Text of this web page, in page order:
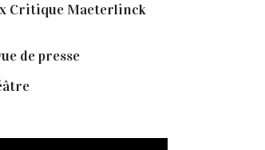
Critique Maeterlinck
de presse(1)
(386)